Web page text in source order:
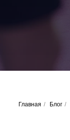
Главная / Блог /